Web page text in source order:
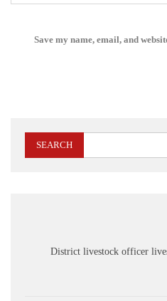
Save my name, email, and
District livestock officer